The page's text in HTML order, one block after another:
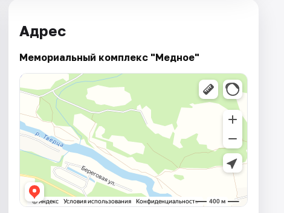
Адрес
Мемориальный комплекс "Медное"